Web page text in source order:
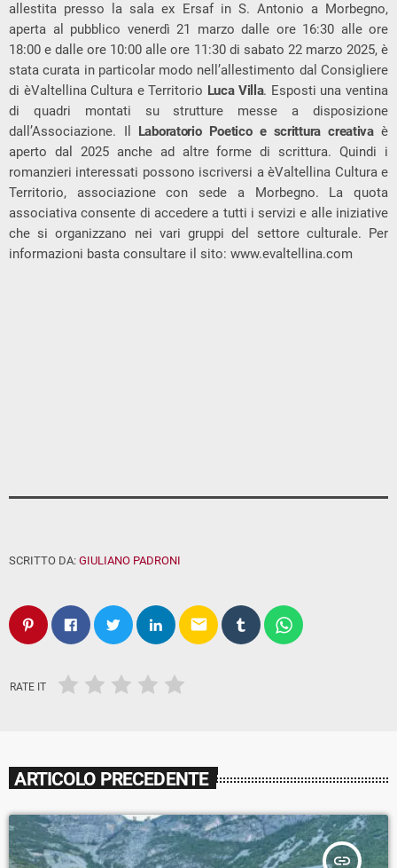
allestita presso la sala ex Ersaf in S. Antonio a Morbegno,
aperta al pubblico venerdì 21 marzo dalle ore 16:30 alle ore
18:00 e dalle ore 10:00 alle ore 11:30 di sabato 22 marzo 2025, è
stata curata in particolar modo nell’allestimento dal Consigliere
di èValtellina Cultura e Territorio Luca Villa. Esposti una ventina
di quadri montati su strutture messe a disposizione
dall’Associazione. Il
Laboratorio Poetico e scrittura creativa è
aperto dal 2025 anche ad altre forme di scrittura. Quindi i
romanzieri interessati possono iscriversi a èValtellina Cultura e
Territorio, associazione con sede a Morbegno. La quota
associativa consente di accedere a tutti i servizi e alle iniziative
che si organizzano nei vari gruppi del settore culturale. Per
informazioni basta consultare il sito: www.evaltellina.com
SCRITTO DA: GIULIANO PADRONI
email
RATE IT
ARTICOLO PRECEDENTE
insert_link